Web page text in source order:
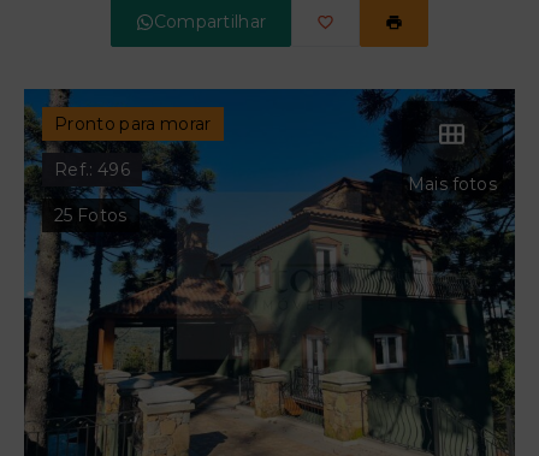
Compartilhar
Mais fotos
Pronto para morar
Ref.:496
25 Fotos